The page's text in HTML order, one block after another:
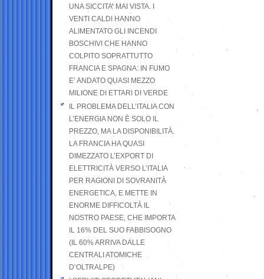
UNA SICCITA’ MAI VISTA. I
VENTI CALDI HANNO
ALIMENTATO GLI INCENDI
BOSCHIVI CHE HANNO
COLPITO SOPRATTUTTO
FRANCIA E SPAGNA: IN FUMO
E’ ANDATO QUASI MEZZO
MILIONE DI ETTARI DI VERDE
IL PROBLEMA DELL’ITALIA CON
L’ENERGIA NON È SOLO IL
PREZZO, MA LA DISPONIBILITÀ.
LA FRANCIA HA QUASI
DIMEZZATO L’EXPORT DI
ELETTRICITÀ VERSO L’ITALIA
PER RAGIONI DI SOVRANITÀ
ENERGETICA, E METTE IN
ENORME DIFFICOLTÀ IL
NOSTRO PAESE, CHE IMPORTA
IL 16% DEL SUO FABBISOGNO
(IL 60% ARRIVA DALLE
CENTRALI ATOMICHE
D’OLTRALPE)